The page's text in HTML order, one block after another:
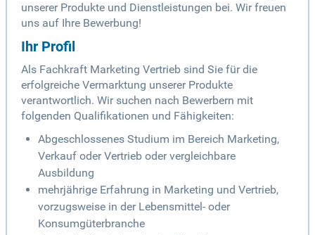
unserer Produkte und Dienstleistungen bei. Wir freuen
uns auf Ihre Bewerbung!
Ihr Profil
Als Fachkraft Marketing Vertrieb sind Sie für die
erfolgreiche Vermarktung unserer Produkte
verantwortlich. Wir suchen nach Bewerbern mit
folgenden Qualifikationen und Fähigkeiten:
Abgeschlossenes Studium im Bereich Marketing,
Verkauf oder Vertrieb oder vergleichbare
Ausbildung
mehrjährige Erfahrung in Marketing und Vertrieb,
vorzugsweise in der Lebensmittel- oder
Konsumgüterbranche